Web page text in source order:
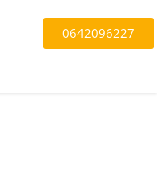
0642096227